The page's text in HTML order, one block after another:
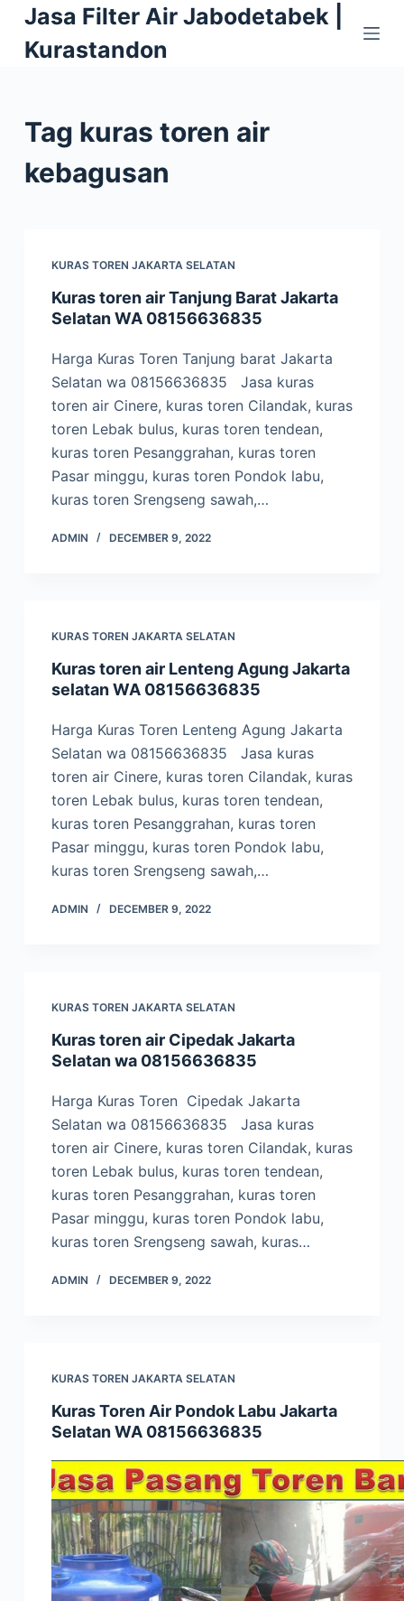
S
k
c
o
Jasa Filter Air Jabodetabek |
Kurastandon
Tag kuras toren air
kebagusan
KURAS TOREN JAKARTA SELATAN
Kuras toren air Tanjung Barat Jakarta
Selatan WA 08156636835
Harga Kuras Toren Tanjung barat Jakarta
Selatan wa 08156636835 Jasa kuras
toren air Cinere, kuras toren Cilandak, kuras
toren Lebak bulus, kuras toren tendean,
kuras toren Pesanggrahan, kuras toren
Pasar minggu, kuras toren Pondok labu,
kuras toren Srengseng sawah,…
ADMIN DECEMBER 9, 2022
KURAS TOREN JAKARTA SELATAN
Kuras toren air Lenteng Agung Jakarta
selatan WA 08156636835
Harga Kuras Toren Lenteng Agung Jakarta
Selatan wa 08156636835 Jasa kuras
toren air Cinere, kuras toren Cilandak, kuras
toren Lebak bulus, kuras toren tendean,
kuras toren Pesanggrahan, kuras toren
Pasar minggu, kuras toren Pondok labu,
kuras toren Srengseng sawah,…
ADMIN DECEMBER 9, 2022
KURAS TOREN JAKARTA SELATAN
Kuras toren air Cipedak Jakarta
Selatan wa 08156636835
Harga Kuras Toren Cipedak Jakarta
Selatan wa 08156636835 Jasa kuras
toren air Cinere, kuras toren Cilandak, kuras
toren Lebak bulus, kuras toren tendean,
kuras toren Pesanggrahan, kuras toren
Pasar minggu, kuras toren Pondok labu,
kuras toren Srengseng sawah, kuras…
ADMIN DECEMBER 9, 2022
KURAS TOREN JAKARTA SELATAN
Kuras Toren Air Pondok Labu Jakarta
Selatan WA 08156636835